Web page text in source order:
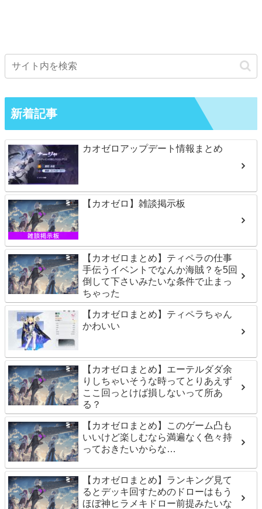
新着記事
カオゼロアップデート情報まとめ
【カオゼロ】雑談掲示板
【カオゼロまとめ】ティペラの仕事
手伝うイベントでなんか海賊？を5回
倒して下さいみたいな条件で止まっ
ちゃった
【カオゼロまとめ】ティペラちゃん
かわいい
【カオゼロまとめ】エーテルダダ余
りしちゃいそうな時ってとりあえず
ここ回っとけば損しないって所あ
る？
【カオゼロまとめ】このゲーム凸も
いいけど楽しむなら満遍なく色々持
っておきたいからな…
【カオゼロまとめ】ランキング見て
るとデッキ回すためのドローはもう
ほぼ神ヒラメキドロー前提みたいな